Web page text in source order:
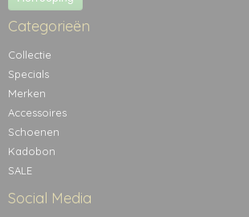
Categorieën
Collectie
Specials
Merken
Accessoires
Schoenen
Kadobon
SALE
Social Media